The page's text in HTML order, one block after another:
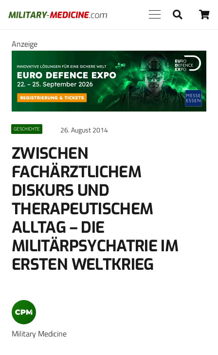
Anzeige
GESCHICHTE 26. August 2014
ZWISCHEN
FACHÄRZTLICHEM
DISKURS UND
THERAPEUTISCHEM
ALLTAG – DIE
MILITÄRPSYCHATRIE IM
ERSTEN WELTKRIEG
Military Medicine